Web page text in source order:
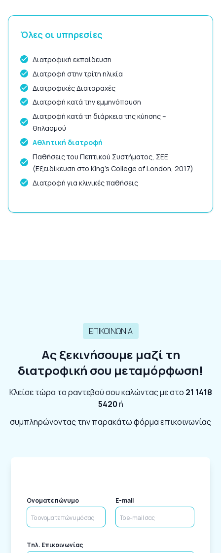
Όλες οι υπηρεσίες
Διατροφική εκπαίδευση
Διατροφή στην τρίτη ηλικία
Διατροφικές Διαταραχές
Διατροφή κατά την εμμηνόπαυση
Διατροφή κατά τη διάρκεια της κύησης –
θηλασμού
Αθλητική διατροφή
Παθήσεις του Πεπτικού Συστήματος, ΣΕΕ
(Εξειδίκευση στο King’s College of London, 2017)
Διατροφή για κλινικές παθήσεις
ΕΠΙΚΟΙΝΩΝΙΑ
Ας ξεκινήσουμε μαζί τη
διατροφική σου μεταμόρφωση!
Κλείσε τώρα το ραντεβού σου καλώντας με στο 21 1418
5420ή
συμπληρώνοντας την παρακάτω φόρμα επικοινωνίας
Ονοματεπώνυμο E-mail
Tηλ. Επικοινωνίας